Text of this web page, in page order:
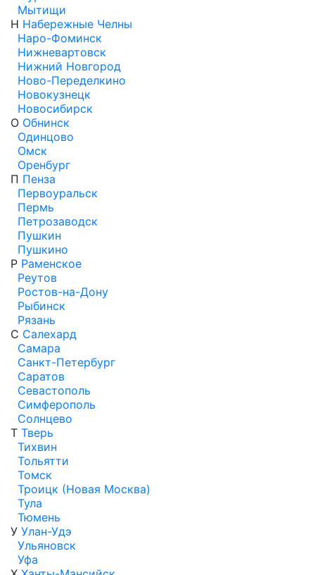
Мытищи
Н Набережные Челны
Наро-Фоминск
Нижневартовск
Нижний Новгород
Ново-Переделкино
Новокузнецк
Новосибирск
О Обнинск
Одинцово
Омск
Оренбург
П Пенза
Первоуральск
Пермь
Петрозаводск
Пушкин
Пушкино
Р Раменское
Реутов
Ростов-на-Дону
Рыбинск
Рязань
С Салехард
Самара
Санкт-Петербург
Саратов
Севастополь
Симферополь
Солнцево
Т Тверь
Тихвин
Тольятти
Томск
Троицк (Новая Москва)
Тула
Тюмень
У Улан-Удэ
Ульяновск
Уфа